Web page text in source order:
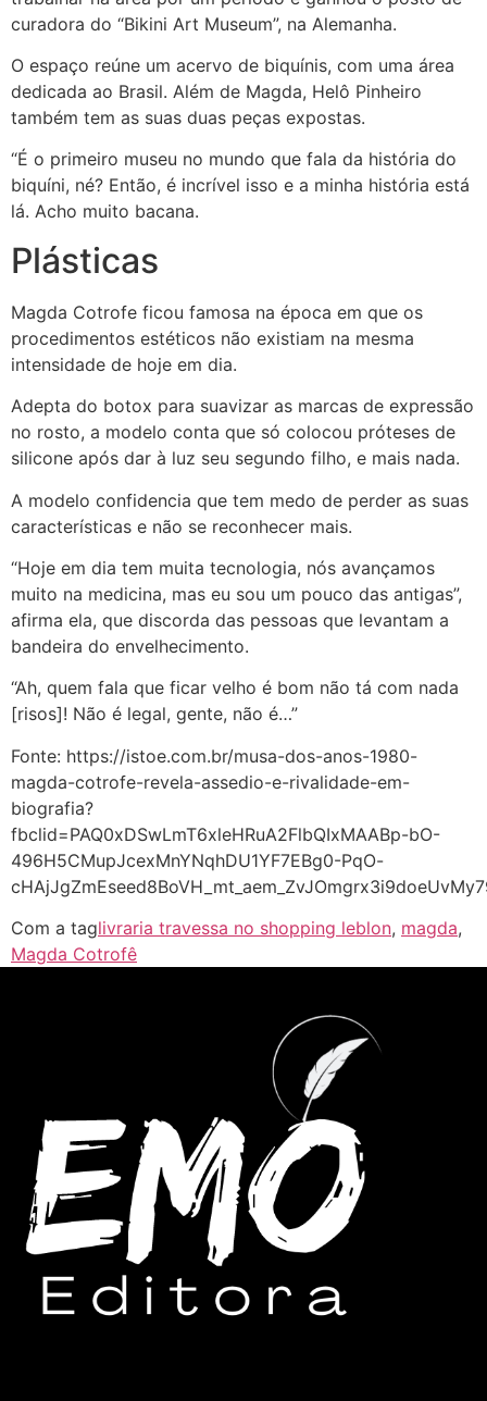
curadora do “Bikini Art Museum”, na Alemanha.
O espaço reúne um acervo de biquínis, com uma área
dedicada ao Brasil. Além de Magda, Helô Pinheiro
também tem as suas duas peças expostas.
“É o primeiro museu no mundo que fala da história do
biquíni, né? Então, é incrível isso e a minha história está
lá. Acho muito bacana.
Plásticas
Magda Cotrofe ficou famosa na época em que os
procedimentos estéticos não existiam na mesma
intensidade de hoje em dia.
Adepta do botox para suavizar as marcas de expressão
no rosto, a modelo conta que só colocou próteses de
silicone após dar à luz seu segundo filho, e mais nada.
A modelo confidencia que tem medo de perder as suas
características e não se reconhecer mais.
“Hoje em dia tem muita tecnologia, nós avançamos
muito na medicina, mas eu sou um pouco das antigas”,
afirma ela, que discorda das pessoas que levantam a
bandeira do envelhecimento.
“Ah, quem fala que ficar velho é bom não tá com nada
[risos]! Não é legal, gente, não é…”
Fonte: https://istoe.com.br/musa-dos-anos-1980-
magda-cotrofe-revela-assedio-e-rivalidade-em-
biografia?
fbclid=PAQ0xDSwLmT6xleHRuA2FlbQIxMAABp-bO-
496H5CMupJcexMnYNqhDU1YF7EBg0-PqO-
Com a taglivraria travessa no shopping leblon, magda,
Magda Cotrofê